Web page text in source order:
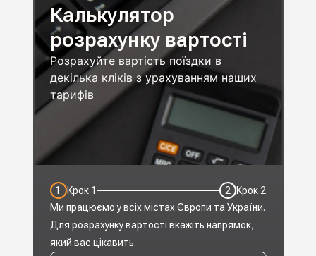
Калькулятор
розрахунку вартості
Розрахуйте вартість поїздки в
декілька кліків з урахуванням наших
тарифів
1 Крок1 2 Крок 2
Ми працюємо у всіх містах Європи та України.
Для розрахунку вартості вкажіть напрямок,
який вас цікавить.